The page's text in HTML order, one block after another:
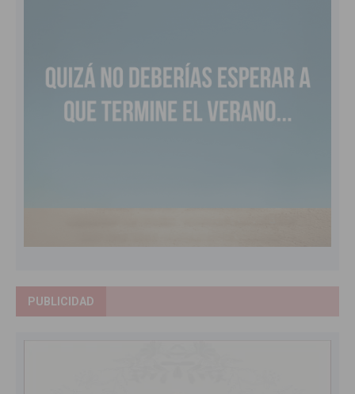
PUBLICIDAD